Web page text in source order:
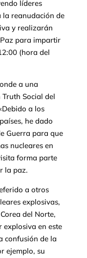
líderes
la reanudación de
y realizarán
para impartir
(hora del
a una
Social del
a los
he dado
Guerra para que
nucleares en
forma parte
la paz.
a otros
explosivas,
del Norte,
en este
confusión de la
ejemplo, su